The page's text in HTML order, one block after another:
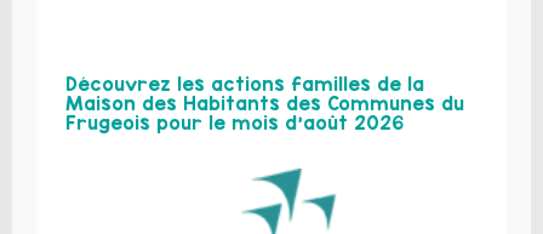
Découvrez les actions familles de la
Maison des Habitants des Communes du
Frugeois pour le mois d’août 2026